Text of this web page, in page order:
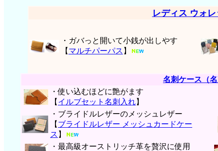
レディス ウォ
・ガバっと開いて小銭が出しやす
【 マルチパーパス 】
名刺ケース（
・使い込むほどに艶がます
【 イルブセット名刺入れ】
・ブライドルレザーのメッシュレザー
【 ブライドルレザー メッシュカードケー
ス 】
・最高級オーストリッチ革を贅沢に使用